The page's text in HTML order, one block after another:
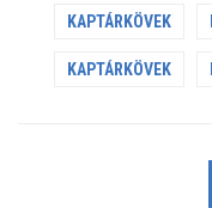
KAPTÁRKÖVEK
KAPTÁRKÖVEK